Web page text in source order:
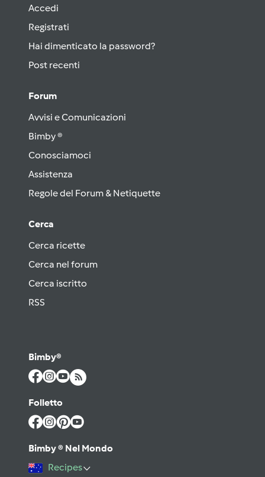
Accedi
Registrati
Hai dimenticato la password?
Post recenti
Forum
Avvisi e Comunicazioni
Bimby ®
Conosciamoci
Assistenza
Regole del Forum & Netiquette
Cerca
Cerca ricette
Cerca nel forum
Cerca iscritto
RSS
Bimby®
Folletto
Bimby ® Nel Mondo
Recipes